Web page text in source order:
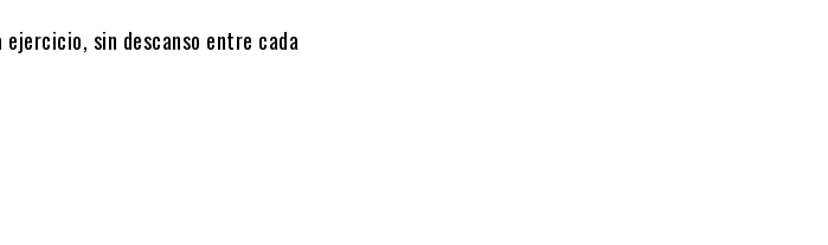
ejercicio, sin descanso entre cada